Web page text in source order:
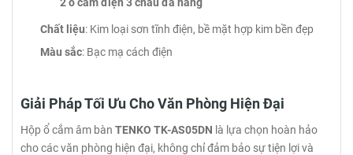
Chất liệu: Kim loại sơn tĩnh điện, bề mặt hợp kim bền đẹp
Màu sắc: Bạc mạ cách điện
Giải Pháp Tối Ưu Cho Văn Phòng Hiện Đại
Hộp ổ cắm âm bàn TENKO TK-AS05DN là lựa chọn hoàn hảo
cho các văn phòng hiện đại, không chỉ đảm bảo sự tiện lợi và